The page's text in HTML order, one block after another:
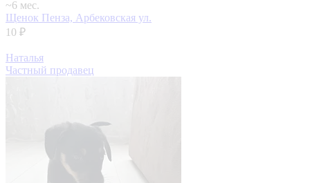
~6 мес.
Щенок Пенза, Арбековская ул.
10 ₽
Наталья
Частный продавец